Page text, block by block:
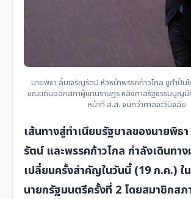
นายพิธา ลิ้มเจริญรัตน์ หัวหน้าพรรคก้าวไกล ชูกำปั้น
ขณะเดินออกสภาผู้แทนราษฏร หลังศาลรัฐธรรมนูญ
หน้าที่ ส.ส. จนกว่าศาลจะวินิจฉัย
เส้นทางสู่ทำเนียบรัฐบาลของนายพิธ
รัตน์ และพรรคก้าวไกล กำลังเดินทา
เปลี่ยนครั้งสำคัญในวันนี้ (19 ก.ค.) ใ
นายกรัฐมนตรีครั้งที่ 2 โดยสมาชิกส